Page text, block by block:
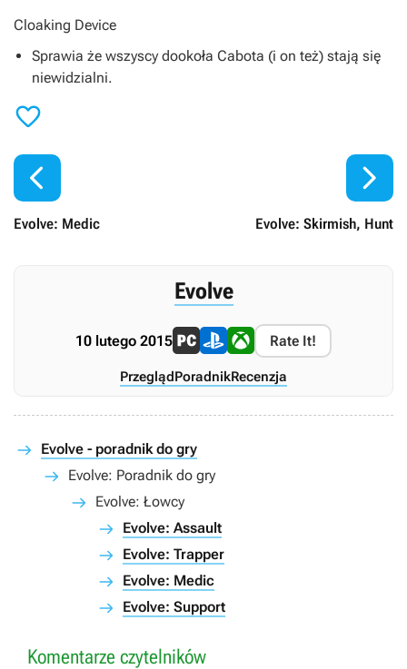
Cloaking Device
Sprawia że wszyscy dookoła Cabota (i on też) stają się
niewidzialni.


Evolve: Medic Evolve: Skirmish, Hunt

Evolve
10 lutego 2015 Rate It!
PrzeglądPoradnikRecenzja
Evolve - poradnik do gry
Evolve: Poradnik do gry
Evolve: Łowcy
Evolve: Assault
Evolve: Trapper
Evolve: Medic
Evolve: Support
Komentarze czytelników